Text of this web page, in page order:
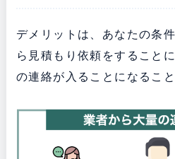
デメリットは、あなたの条
ら見積もり依頼をすること
の連絡が入ることになること